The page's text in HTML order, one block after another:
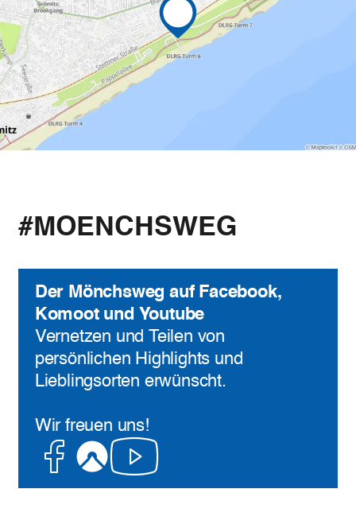
#MOENCHSWEG
Der Mönchsweg auf Facebook,
Komoot und Youtube
Vernetzen und Teilen von
persönlichen Highlights und
Lieblingsorten erwünscht.
Wir freuen uns!
Facebook
KomootYoutube